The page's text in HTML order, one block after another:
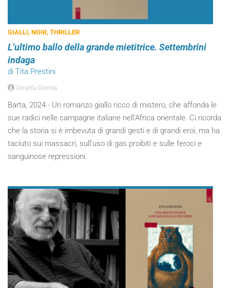
GIALLI, NOIR, THRILLER
L’ultimo ballo della grande mietitrice. Settembrini
indaga
di Tita Prestini
Ornella Donna
Barta, 2024 - Un romanzo giallo ricco di mistero, che affonda le
sue radici nelle campagne italiane nell’Africa orientale. Ci ricorda
che la storia si è imbevuta di grandi gesti e di grandi eroi, ma ha
taciuto sui massacri, sull’uso di gas proibiti e sulle feroci e
sanguinose repressioni.